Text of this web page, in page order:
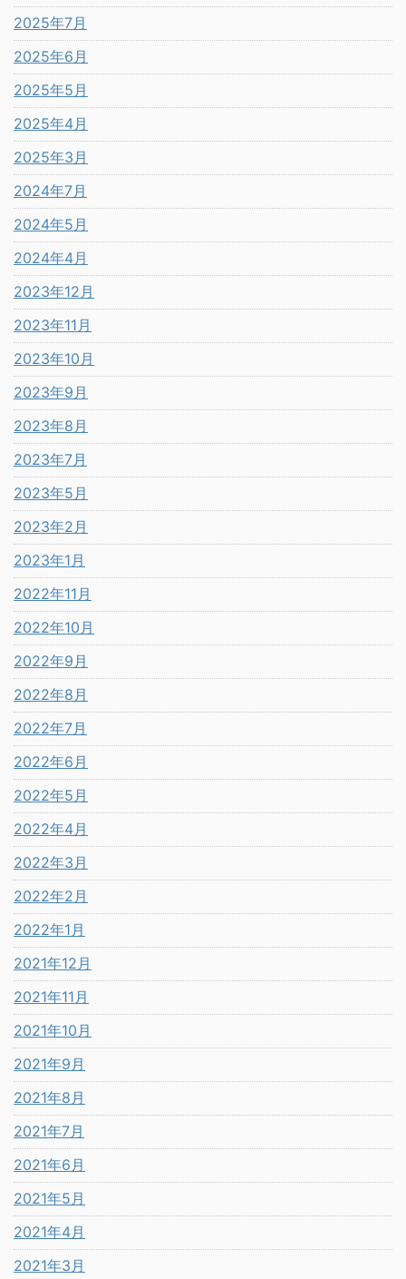
2025年7月
2025年6月
2025年5月
2025年4月
2025年3月
2024年7月
2024年5月
2024年4月
2023年12月
2023年11月
2023年10月
2023年9月
2023年8月
2023年7月
2023年5月
2023年2月
2023年1月
2022年11月
2022年10月
2022年9月
2022年8月
2022年7月
2022年6月
2022年5月
2022年4月
2022年3月
2022年2月
2022年1月
2021年12月
2021年11月
2021年10月
2021年9月
2021年8月
2021年7月
2021年6月
2021年5月
2021年4月
2021年3月